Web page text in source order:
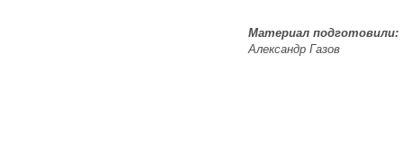
Материал подготовили:
Александр Газов